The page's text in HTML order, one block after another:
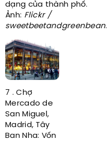
dạng của thành phố.
Ảnh: Flickr /
sweetbeetandgreenbean.
7 . Chợ
Mercado de
San Miguel,
Madrid, Tây
Ban Nha: Vốn